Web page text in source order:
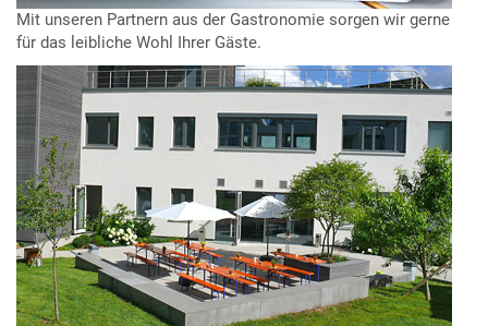
Mit unseren Partnern aus der Gastronomie sorgen wir gerne
für das leibliche Wohl Ihrer Gäste.